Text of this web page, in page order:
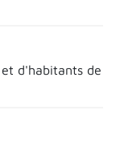
d'habitants de